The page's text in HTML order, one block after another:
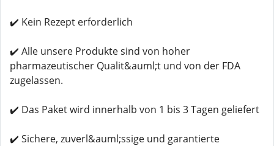
✔️ Kein Rezept erforderlich
✔️ Alle unsere Produkte sind von hoher
pharmazeutischer Qualit&auml;t und von der FDA
zugelassen.
✔️ Das Paket wird innerhalb von 1 bis 3 Tagen geliefert
✔️ Sichere, zuverl&auml;ssige und garantierte